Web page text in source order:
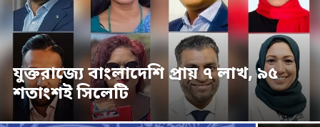
যুক্তরাজ্যে বাংলাদেশি প্রায় ৭ লাখ, ৯৫
শতাংশই সিলেটি